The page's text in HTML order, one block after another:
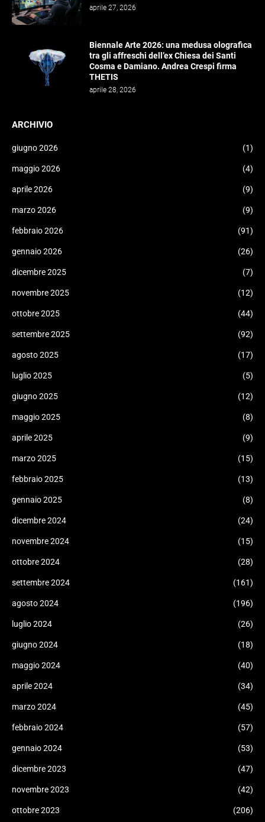
aprile 27, 2026
Biennale Arte 2026: una medusa olografica
tra gli affreschi dell’ex Chiesa dei Santi
Cosma e Damiano. Andrea Crespi firma
THETIS
aprile 28, 2026
ARCHIVIO
giugno 2026 (1)
maggio 2026 (4)
aprile 2026 (9)
marzo 2026 (9)
febbraio 2026 (91)
gennaio 2026 (26)
dicembre 2025 (7)
novembre 2025 (12)
ottobre 2025 (44)
settembre 2025 (92)
agosto 2025 (17)
luglio 2025 (5)
giugno 2025 (12)
maggio 2025 (8)
aprile 2025 (9)
marzo 2025 (15)
febbraio 2025 (13)
gennaio 2025 (8)
dicembre 2024 (24)
novembre 2024 (15)
ottobre 2024 (28)
settembre 2024 (161)
agosto 2024 (196)
luglio 2024 (26)
giugno 2024 (18)
maggio 2024 (40)
aprile 2024 (34)
marzo 2024 (45)
febbraio 2024 (57)
gennaio 2024 (53)
dicembre 2023 (47)
novembre 2023 (42)
ottobre 2023 (206)